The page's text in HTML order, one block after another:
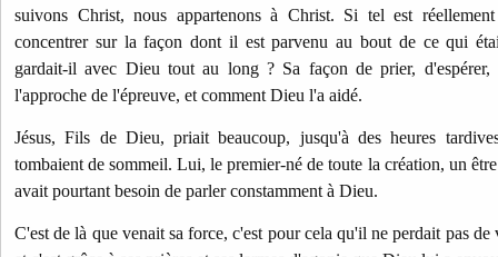
suivons Christ, nous appartenons à Christ. Si tel est
concentrer sur la façon dont il est parvenu au bout de ce qui
gardait-il avec Dieu tout au long ? Sa façon de prier,
l'approche de l'épreuve, et comment Dieu l'a aidé.
Jésus, Fils de Dieu, priait beaucoup, jusqu'à des heures
tombaient de sommeil. Lui, le premier-né de toute la création, un
avait pourtant besoin de parler constamment à Dieu.
C'est de là que venait sa force, c'est pour cela qu'il ne perdait pas